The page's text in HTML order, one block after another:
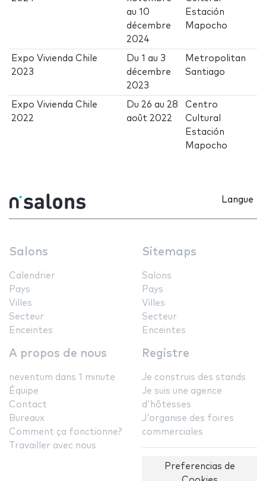
au10
décembre
2024
Estación
Mapocho
Expo Vivienda Chile
2023
Du1 au 3
décembre
2023
Metropolitan
Santiago
Expo Vivienda Chile
2022
Du 26 au 28
août 2022
Centro
Cultural
Estación
Mapocho
Langue
Salons
Calendrier
Pays
Villes
Secteur
Enceintes
Sitemaps
Salons
Pays
Villes
Secteur
Enceintes
A propos de nous
neventum dans 1 minute
Équipe
Contact
Bureaux
Comment ça fonctionne?
Travailler avec nous
Registre
Je construis des stands
Je suis une agence
d'hôtesses
J'organise des foires
commerciales
Preferencias de